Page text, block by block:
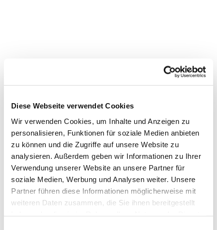
Diese Webseite verwendet Cookies
Wir verwenden Cookies, um Inhalte und Anzeigen zu
personalisieren, Funktionen für soziale Medien anbieten
zu können und die Zugriffe auf unsere Website zu
analysieren. Außerdem geben wir Informationen zu Ihrer
Verwendung unserer Website an unsere Partner für
soziale Medien, Werbung und Analysen weiter. Unsere
Partner führen diese Informationen möglicherweise mit
weiteren Daten zusammen, die Sie ihnen bereitgestellt
Dies könnte Sie auch
interessieren